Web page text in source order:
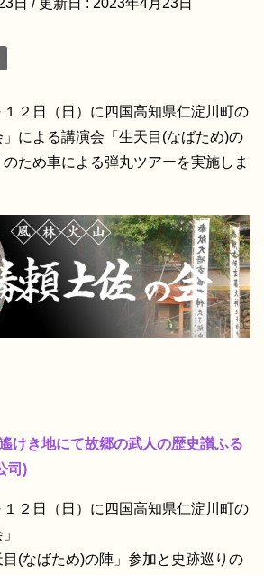
日 / 更新日 : 2023年4月23日
１２日（日）に四国高知県仁淀川町の
」による講演会「生天目(なばため)の
ため車による弾丸ツアーを実施しま
けき地にて故郷の武人の歴史讃ふる
司)
１２日（日）に四国高知県仁淀川町の
(なばため)の陣」参加と史跡巡りの